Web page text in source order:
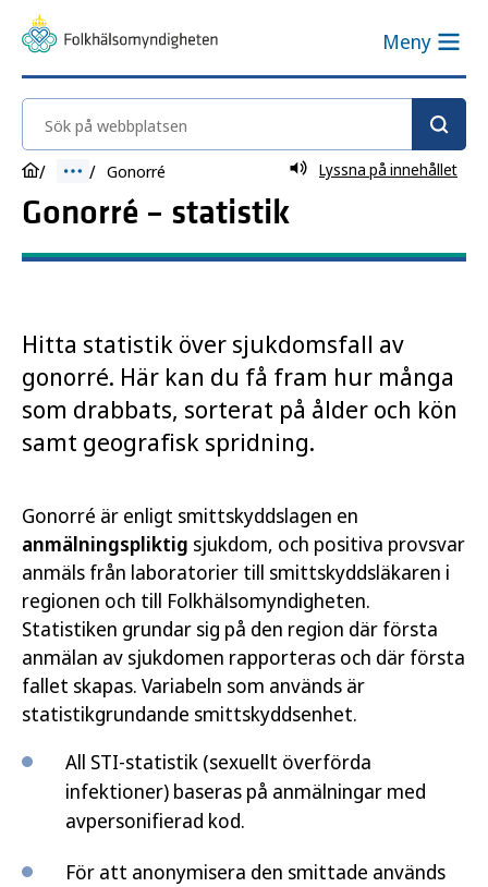
Meny
Sök på webbplatsen
Gonorré Lyssna på innehållet
Gonorré – statistik
Hitta statistik över sjukdomsfall av
gonorré. Här kan du få fram hur många
som drabbats, sorterat på ålder och kön
samt geografisk spridning.
Gonorré är enligt smittskyddslagen en
anmälningspliktig sjukdom, och positiva provsvar
anmäls från laboratorier till smittskyddsläkaren i
regionen och till Folkhälsomyndigheten.
Statistiken grundar sig på den region där första
anmälan av sjukdomen rapporteras och där första
fallet skapas. Variabeln som används är
statistikgrundande smittskyddsenhet.
All STI-statistik (sexuellt överförda
infektioner) baseras på anmälningar med
avpersonifierad kod.
För att anonymisera den smittade används